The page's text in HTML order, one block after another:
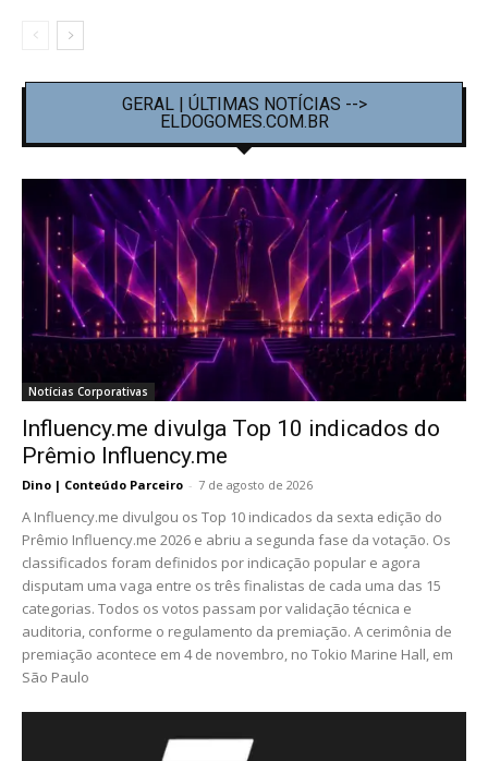
GERAL | ÚLTIMAS NOTÍCIAS -->
ELDOGOMES.COM.BR
Notícias Corporativas
Influency.me divulga Top 10 indicados do
Prêmio Influency.me
Dino | Conteúdo Parceiro - 7 de agosto de 2026
A Influency.me divulgou os Top 10 indicados da sexta edição do
Prêmio Influency.me 2026 e abriu a segunda fase da votação. Os
classificados foram definidos por indicação popular e agora
disputam uma vaga entre os três finalistas de cada uma das 15
categorias. Todos os votos passam por validação técnica e
auditoria, conforme o regulamento da premiação. A cerimônia de
premiação acontece em 4 de novembro, no Tokio Marine Hall, em
São Paulo